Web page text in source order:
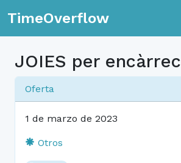
TimeOverflow
JOIES per encàrrec
Oferta
1 de marzo de 2023
Otros